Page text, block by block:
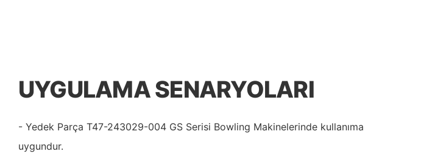
UYGULAMA SENARYOLARI
- Yedek Parça T47-243029-004 GS Serisi Bowling Makinelerinde kullanıma
uygundur.